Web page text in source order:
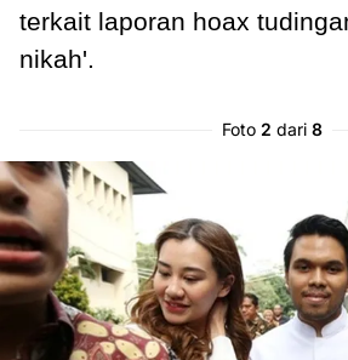
terkait laporan hoax
nikah'.
Foto 2 dari 8